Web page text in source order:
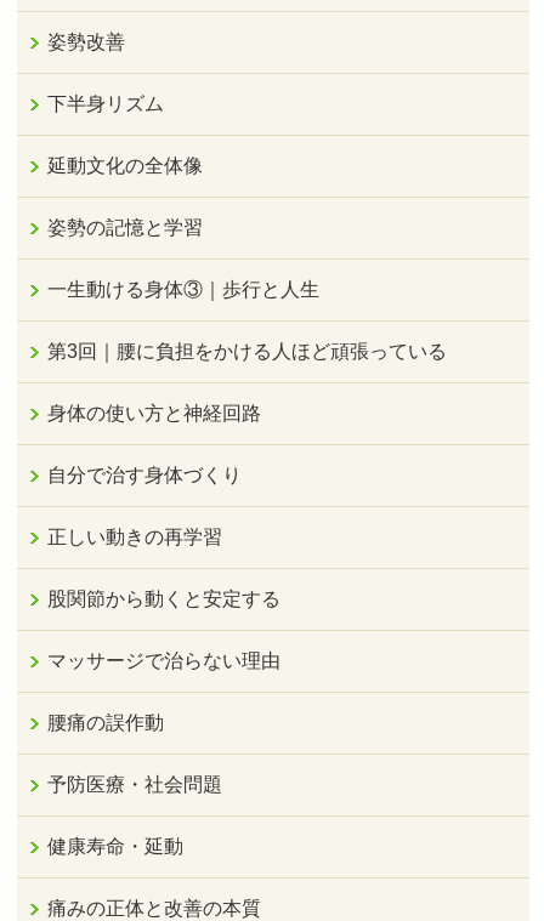
姿勢改善
下半身リズム
延動文化の全体像
姿勢の記憶と学習
一生動ける身体③｜歩行と人生
第3回｜腰に負担をかける人ほど頑張っている
身体の使い方と神経回路
自分で治す身体づくり
正しい動きの再学習
股関節から動くと安定する
マッサージで治らない理由
腰痛の誤作動
予防医療・社会問題
健康寿命・延動
痛みの正体と改善の本質